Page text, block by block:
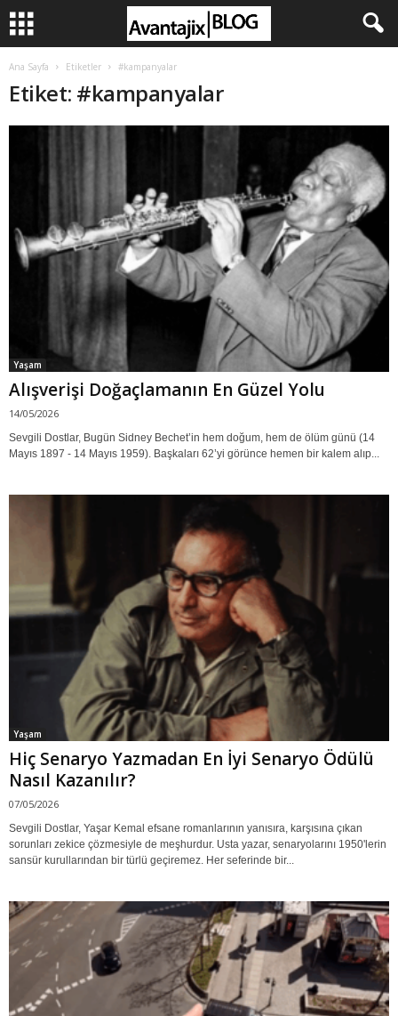
Ana Sayfa Etiketler #kampanyalar
Etiket: #kampanyalar
Yaşam
Alışverişi Doğaçlamanın En Güzel Yolu
14/05/2026
Sevgili Dostlar, Bugün Sidney Bechet’in hem doğum, hem de ölüm günü (14
Mayıs 1897 - 14 Mayıs 1959). Başkaları 62’yi görünce hemen bir kalem alıp...
Yaşam
Hiç Senaryo Yazmadan En İyi Senaryo Ödülü
Nasıl Kazanılır?
07/05/2026
Sevgili Dostlar, Yaşar Kemal efsane romanlarının yanısıra, karşısına çıkan
sorunları zekice çözmesiyle de meşhurdur. Usta yazar, senaryolarını 1950'lerin
sansür kurullarından bir türlü geçiremez. Her seferinde bir...